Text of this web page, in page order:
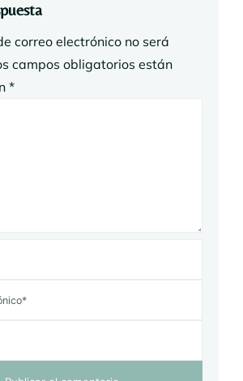
correo electrónico no será
campos obligatorios están
*